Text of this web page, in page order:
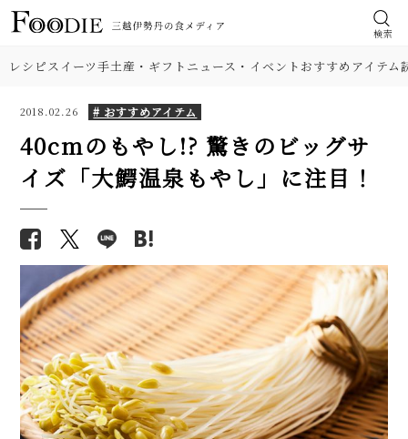
検索
レシピスイーツ手土産・ギフト ニュース・イベントおすすめアイテム
2018.02.26 # おすすめアイテム
40cmのもやし!? 驚きのビッグサ
イズ「大鰐温泉もやし」に注目！